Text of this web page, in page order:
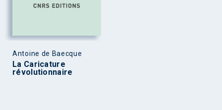
Antoine de Baecque
La Caricature
révolutionnaire